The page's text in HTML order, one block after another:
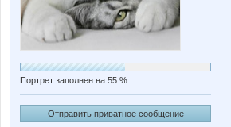
Портрет заполнен на 55 %
Отправить приватное сообщение